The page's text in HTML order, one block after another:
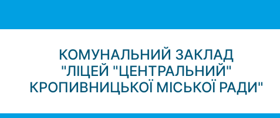
КОМУНАЛЬНИЙ ЗАКЛАД
"ЛІЦЕЙ "ЦЕНТРАЛЬНИЙ"
КРОПИВНИЦЬКОЇ МІСЬКОЇ РАДИ"